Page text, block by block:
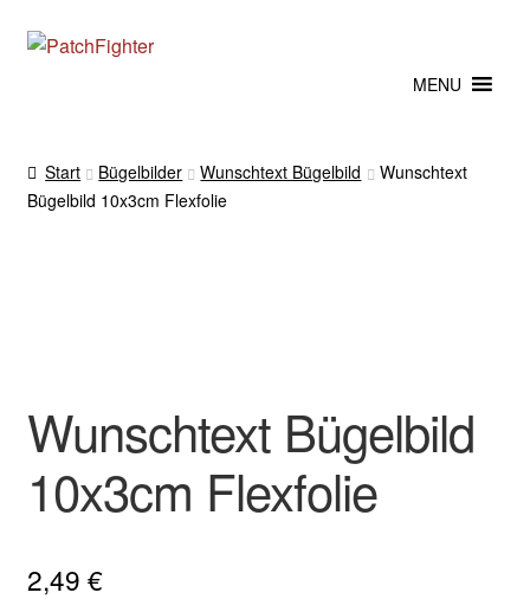
Zur
Zum
MENU
Start Bügelbilder Wunschtext Bügelbild
Wunschtext
Bügelbild 10x3cm Flexfolie
Wunschtext Bügelbild
10x3cm Flexfolie
2,49 €